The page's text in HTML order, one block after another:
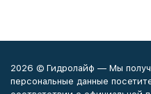
2026 © Гидролайф — Мы
персональные данные